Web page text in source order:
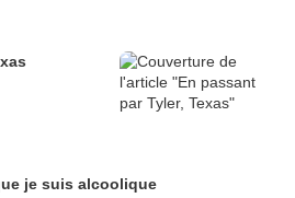
je suis alcoolique